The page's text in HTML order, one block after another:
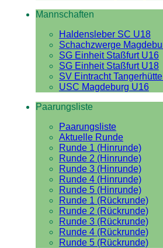
Mannschaften
Haldensleber SC U18
Schachzwerge
SG Einheit Staßfurt U16
SG Einheit Staßfurt U18
SV Eintracht
USC Magdeburg U16
Paarungsliste
Paarungsliste
Aktuelle Runde
Runde 1 (Hinrunde)
Runde 2 (Hinrunde)
Runde 3 (Hinrunde)
Runde 4 (Hinrunde)
Runde 5 (Hinrunde)
Runde 1 (Rückrunde)
Runde 2 (Rückrunde)
Runde 3 (Rückrunde)
Runde 4 (Rückrunde)
Runde 5 (Rückrunde)